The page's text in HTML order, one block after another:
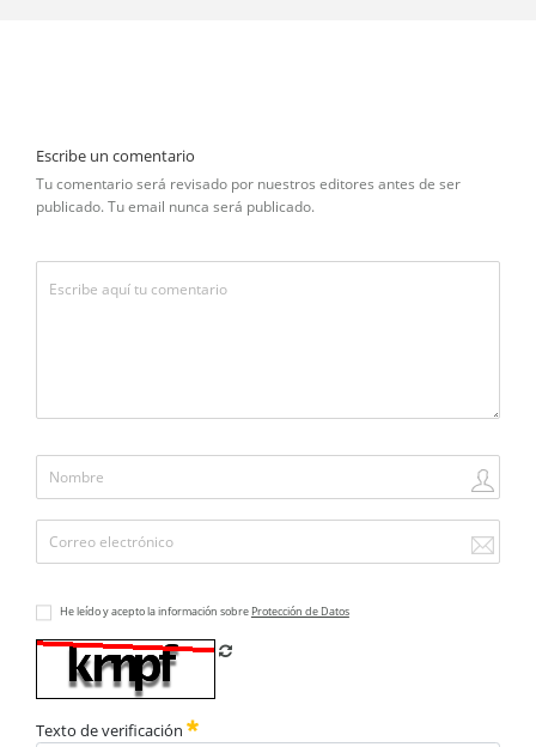
Escribe un comentario
Tu comentario será revisado por nuestros editores antes de ser
publicado. Tu email nunca será publicado.
He leído y acepto la información sobre Protección de Datos
Texto de verificación